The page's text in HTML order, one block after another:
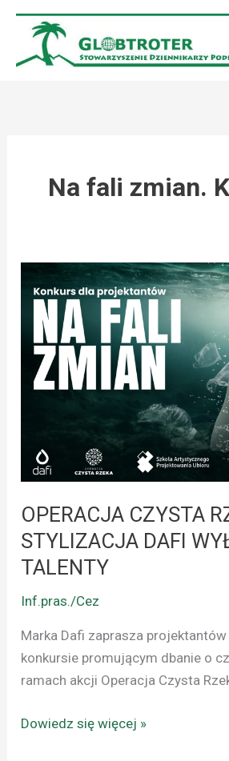
Przejdź
treści
Na fali zmian.
OPERACJA CZYSTA
STYLIZACJA DAFI
TALENTY
Inf.pras./Cez
Marka Dafi zaprasza projektantów
konkursie promującym dbanie o
ramach akcji Operacja Czysta
OPERACJA
CZYSTA
RZEKA:
STYLIZACJA
DAFI
WYŁAWIA
Dowiedz się więcej »